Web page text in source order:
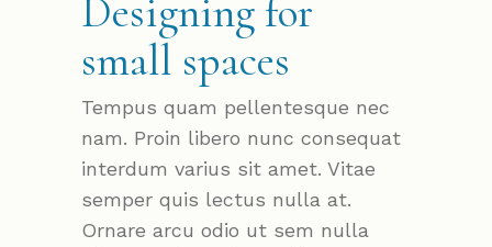
Designing for
small spaces
Tempus quam pellentesque nec
nam. Proin libero nunc consequat
interdum varius sit amet. Vitae
semper quis lectus nulla at.
Ornare arcu odio ut sem nulla